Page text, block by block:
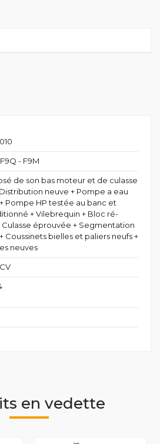
- F9M
de son bas moteur et de culasse
neuve + Pompe a eau
Pompe HP testée au banc et
+ Vilebrequin + Bloc ré-
Culasse éprouvée + Segmentation
Coussinets bielles et paliers neufs +
neuves
en vedette